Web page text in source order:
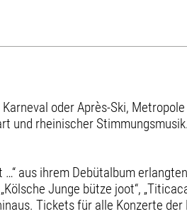
oder Après-Ski,
und rheinischer
aus ihrem Debütalbum
Junge bütze joot“,
Tickets für alle Konzerte